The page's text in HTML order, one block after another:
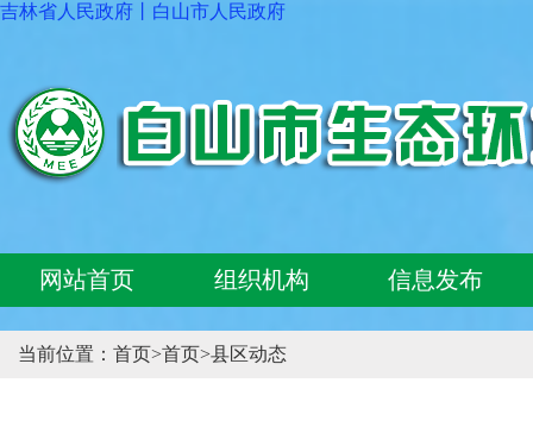
吉林省人民政府 白山市人民政府
网站首页 组织机构 信息发布
当前位置： 首页>首页>县区动态